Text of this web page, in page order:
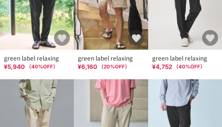
green label relaxing
¥5,940 （40%OFF）
green label relaxing
¥6,160 （20%OFF）
green label relaxing
¥4,752 （40%OFF）